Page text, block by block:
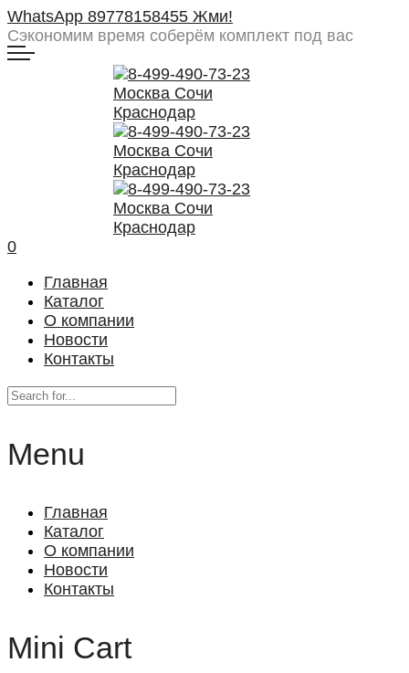
WhatsApp 89778158455 Жми!
Сэкономим время соберём комплект под вас
0
Главная
Каталог
О компании
Новости
Контакты
Menu
Главная
Каталог
О компании
Новости
Контакты
Mini Cart